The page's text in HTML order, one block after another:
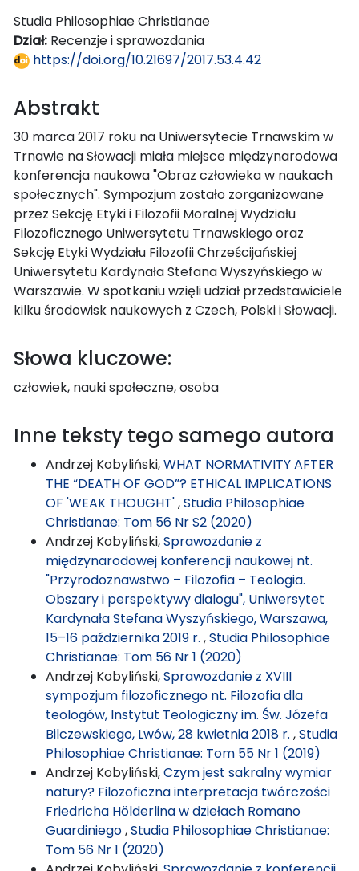
Studia Philosophiae Christianae
Dział: Recenzje i sprawozdania
https://doi.org/10.21697/2017.53.4.42
Abstrakt
30 marca 2017 roku na Uniwersytecie Trnawskim w
Trnawie na Słowacji miała miejsce międzynarodowa
konferencja naukowa "Obraz człowieka w naukach
społecznych". Sympozjum zostało zorganizowane
przez Sekcję Etyki i Filozofii Moralnej Wydziału
Filozoficznego Uniwersytetu Trnawskiego oraz
Sekcję Etyki Wydziału Filozofii Chrześcijańskiej
Uniwersytetu Kardynała Stefana Wyszyńskiego w
Warszawie. W spotkaniu wzięli udział przedstawiciele
kilku środowisk naukowych z Czech, Polski i Słowacji.
Słowa kluczowe:
człowiek, nauki społeczne, osoba
Inne teksty tego samego autora
Andrzej Kobyliński,WHAT NORMATIVITY AFTER
THE “DEATH OF GOD”? ETHICAL IMPLICATIONS
OF 'WEAK THOUGHT',Studia Philosophiae
Christianae: Tom 56 Nr S2 (2020)
Andrzej Kobyliński,Sprawozdanie z
międzynarodowej konferencji naukowej nt.
"Przyrodoznawstwo – Filozofia – Teologia.
Obszary i perspektywy dialogu", Uniwersytet
Kardynała Stefana Wyszyńskiego, Warszawa,
15–16 października 2019 r. ,Studia Philosophiae
Christianae: Tom 56 Nr 1 (2020)
Andrzej Kobyliński,Sprawozdanie z XVIII
sympozjum filozoficznego nt. Filozofia dla
teologów, Instytut Teologiczny im. Św. Józefa
Bilczewskiego, Lwów, 28 kwietnia 2018 r. ,Studia
Philosophiae Christianae: Tom 55 Nr 1 (2019)
Andrzej Kobyliński,Czym jest sakralny wymiar
natury? Filozoficzna interpretacja twórczości
Friedricha Hölderlina w dziełach Romano
Guardiniego,Studia Philosophiae Christianae:
Tom 56 Nr 1 (2020)